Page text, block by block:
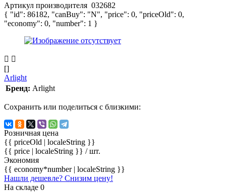
Артикул производителя 032682
{ "id": 86182, "canBuy": "N", "price": 0, "priceOld": 0,
"economy": 0, "number": 1 }
[]
Arlight
Бренд: Arlight
Сохранить или поделиться с близкими:
Розничная цена
{{ priceOld | localeString }}
{{ price | localeString }} / шт.
Экономия
{{ economy*number | localeString }}
Нашли дешевле? Снизим цену!
На складе 0